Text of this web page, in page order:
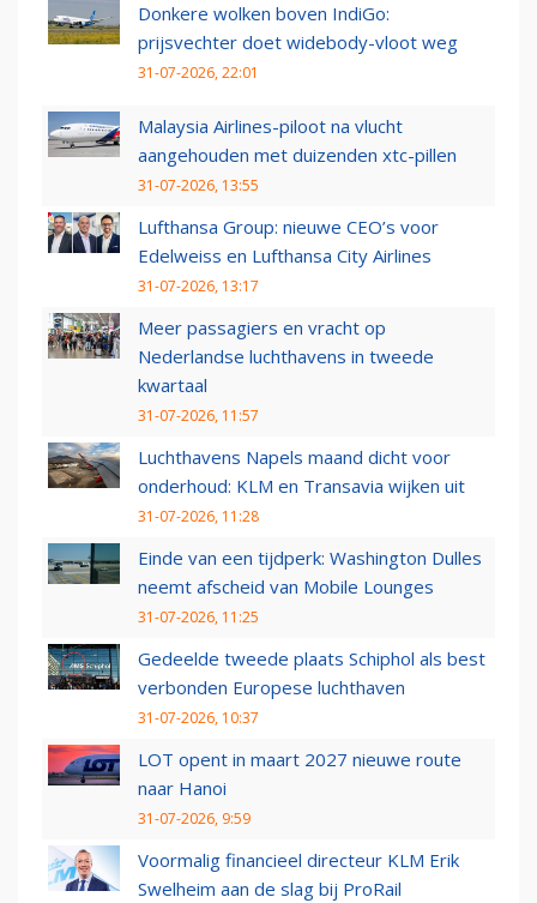
Donkere wolken boven IndiGo:
prijsvechter doet widebody-vloot weg
31-07-2026, 22:01
Malaysia Airlines-piloot na vlucht
aangehouden met duizenden xtc-pillen
31-07-2026, 13:55
Lufthansa Group: nieuwe CEO’s voor
Edelweiss en Lufthansa City Airlines
31-07-2026, 13:17
Meer passagiers en vracht op
Nederlandse luchthavens in tweede
kwartaal
31-07-2026, 11:57
Luchthavens Napels maand dicht voor
onderhoud: KLM en Transavia wijken uit
31-07-2026, 11:28
Einde van een tijdperk: Washington Dulles
neemt afscheid van Mobile Lounges
31-07-2026, 11:25
Gedeelde tweede plaats Schiphol als best
verbonden Europese luchthaven
31-07-2026, 10:37
LOT opent in maart 2027 nieuwe route
naar Hanoi
31-07-2026, 9:59
Voormalig financieel directeur KLM Erik
Swelheim aan de slag bij ProRail